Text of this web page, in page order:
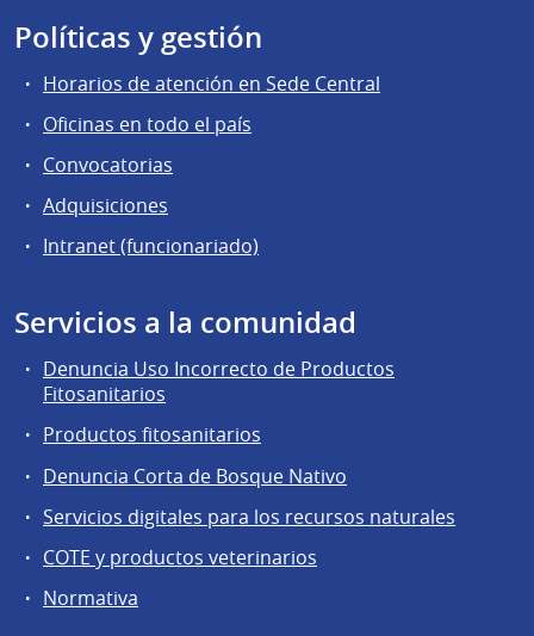
Políticas y gestión
Horarios de atención en Sede Central
Oficinas en todo el país
Convocatorias
Adquisiciones
Intranet (funcionariado)
Servicios a la comunidad
Denuncia Uso Incorrecto de Productos
Fitosanitarios
Productos fitosanitarios
Denuncia Corta de Bosque Nativo
Servicios digitales para los recursos naturales
COTE y productos veterinarios
Normativa